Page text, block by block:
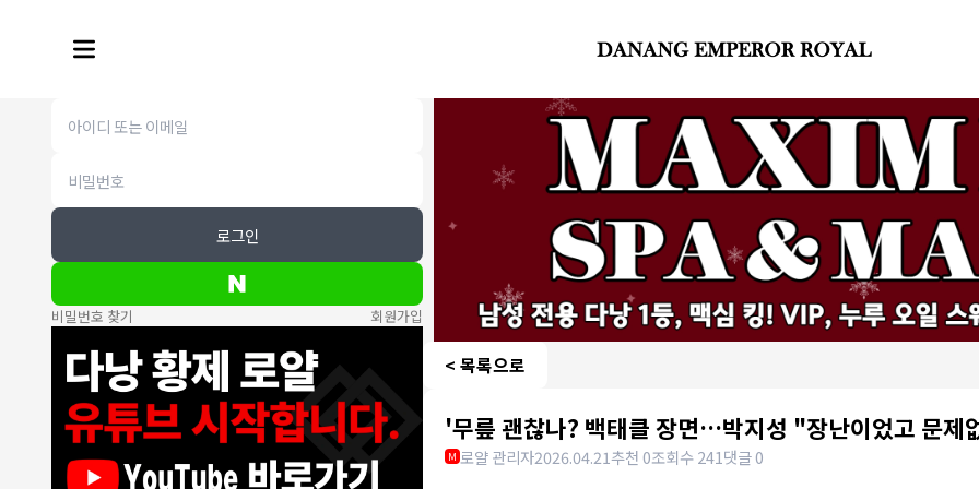
로그인
비밀번호 찾기 회원가입
< 목록으로
'무릎 괜찮나? 백태클 장면…박지성 "장난이었고 문제
M 로얄 관리자2026.04.21추천 0조회수 241댓글 0